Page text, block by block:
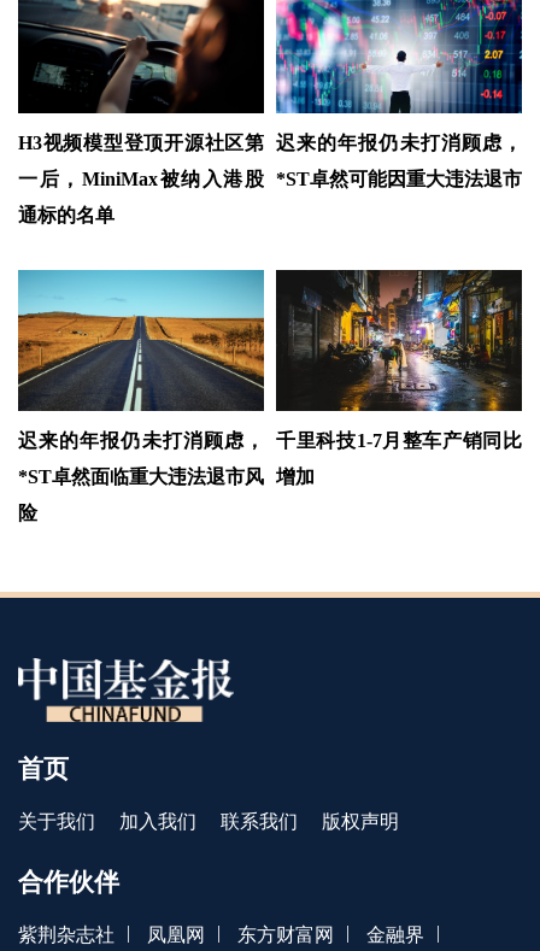
H3视频模型登顶开源社区第
一后，MiniMax被纳入港股
通标的名单
迟来的年报仍未打消顾虑，
*ST卓然可能因重大违法退市
迟来的年报仍未打消顾虑，
*ST卓然面临重大违法退市风
险
千里科技1-7月整车产销同比
增加
首页
关于我们 加入我们 联系我们 版权声明
合作伙伴
紫荆杂志社 | 凤凰网 | 东方财富网 | 金融界 |